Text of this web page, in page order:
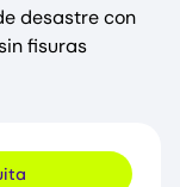
desastre con
fisuras